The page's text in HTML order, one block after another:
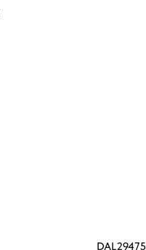
DAL29475